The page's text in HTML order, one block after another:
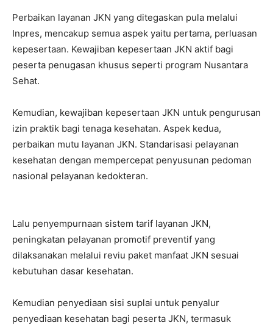
Perbaikan layanan JKN yang ditegaskan pula melalui
Inpres, mencakup semua aspek yaitu pertama, perluasan
kepesertaan. Kewajiban kepesertaan JKN aktif bagi
peserta penugasan khusus seperti program Nusantara
Sehat.
Kemudian, kewajiban kepesertaan JKN untuk pengurusan
izin praktik bagi tenaga kesehatan. Aspek kedua,
perbaikan mutu layanan JKN. Standarisasi pelayanan
kesehatan dengan mempercepat penyusunan pedoman
nasional pelayanan kedokteran.
Lalu penyempurnaan sistem tarif layanan JKN,
peningkatan pelayanan promotif preventif yang
dilaksanakan melalui reviu paket manfaat JKN sesuai
kebutuhan dasar kesehatan.
Kemudian penyediaan sisi suplai untuk penyalur
penyediaan kesehatan bagi peserta JKN, termasuk